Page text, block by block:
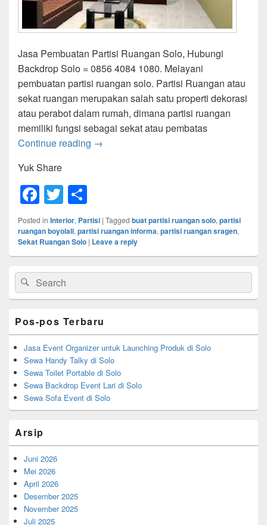
Jasa Pembuatan Partisi Ruangan Solo, Hubungi
Backdrop Solo = 0856 4084 1080. Melayani
pembuatan partisi ruangan solo. Partisi Ruangan atau
sekat ruangan merupakan salah satu properti dekorasi
atau perabot dalam rumah, dimana partisi ruangan
memiliki fungsi sebagai sekat atau pembatas
Continue reading Partisi Ruangan Solo
→
Yuk Share
F
a
c
e
b
o
o
k
T
wi
tt
er
h
ar
e
Posted in Interior, Partisi | Tagged buat partisi ruangan solo, partisi
ruangan boyolali, partisi ruangan informa, partisi ruangan sragen,
Sekat Ruangan Solo | Leave a reply
Primary
Sidebar
Widget
Area
Search
for:
Search
Pos-pos Terbaru
Jasa Event Organizer untuk Launching Produk di Solo
Sewa Handy Talky di Solo
Sewa Toilet Portable di Solo
Sewa Backdrop Event Lari di Solo
Sewa Sofa Event di Solo
Arsip
Juni 2026
Mei 2026
April 2026
Desember 2025
November 2025
Juli 2025